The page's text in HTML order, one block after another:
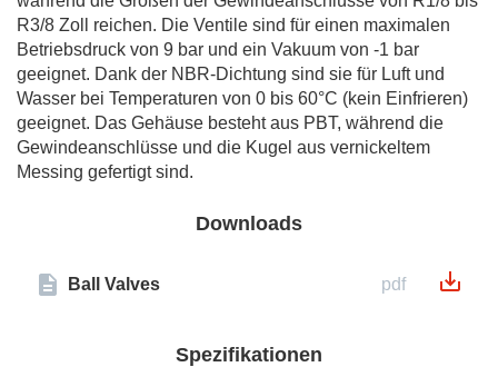
R3/8 Zoll reichen. Die Ventile sind für einen maximalen
Betriebsdruck von 9 bar und ein Vakuum von -1 bar
geeignet. Dank der NBR-Dichtung sind sie für Luft und
Wasser bei Temperaturen von 0 bis 60°C (kein Einfrieren)
geeignet. Das Gehäuse besteht aus PBT, während die
Gewindeanschlüsse und die Kugel aus vernickeltem
Messing gefertigt sind.
Downloads
Ball Valves pdf
Spezifikationen